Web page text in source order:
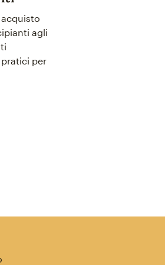
agli
per